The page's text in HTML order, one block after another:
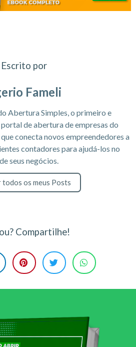
Escrito por
Fameli
Abertura Simples, o primeiro e
de abertura de empresas do
conecta novos empreendedores a
contadores para ajudá-los no
seus negócios.
todos os meus Posts
Compartilhe!